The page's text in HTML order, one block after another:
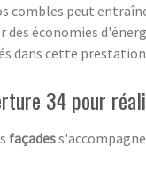
combles peut
économies
dans cette
34 pour
façades